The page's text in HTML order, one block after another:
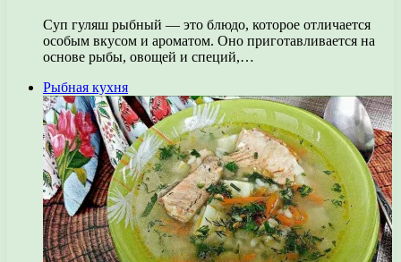
Суп гуляш рыбный — это блюдо, которое отличается
особым вкусом и ароматом. Оно приготавливается на
основе рыбы, овощей и специй,…
Рыбная кухня